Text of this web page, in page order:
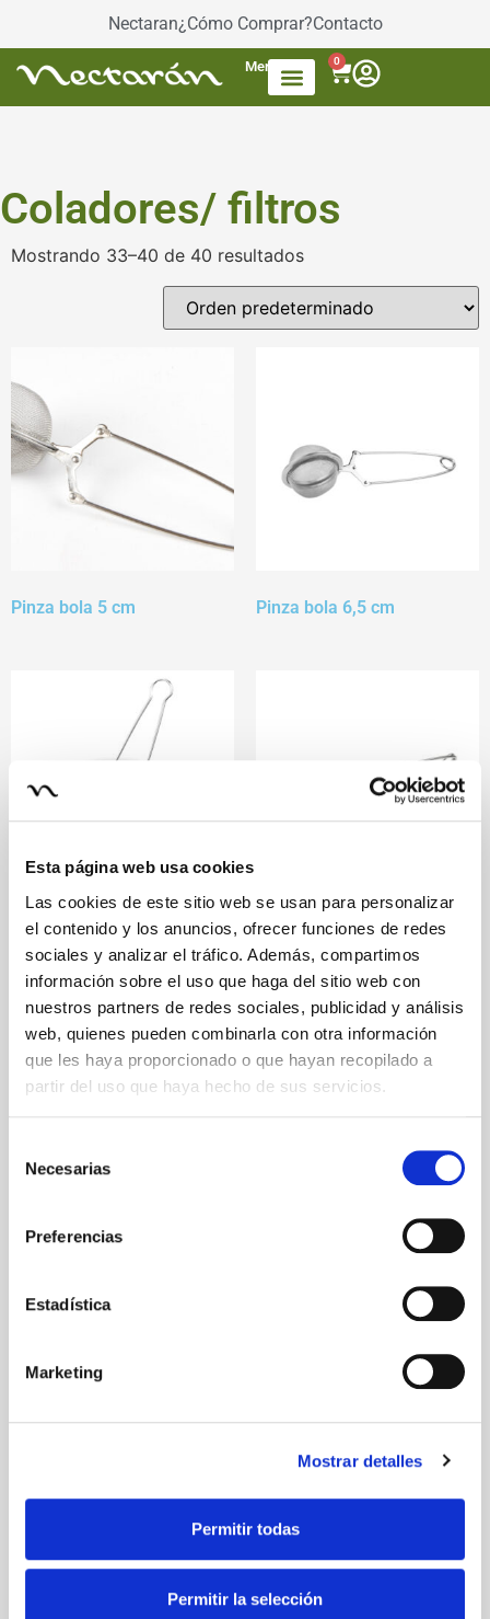
Esta página web usa cookies
Las cookies de este sitio web se usan para personalizar
el contenido y los anuncios, ofrecer funciones de redes
sociales y analizar el tráfico. Además, compartimos
información sobre el uso que haga del sitio web con
nuestros partners de redes sociales, publicidad y análisis
web, quienes pueden combinarla con otra información
que les haya proporcionado o que hayan recopilado a
partir del uso que haya hecho de sus servicios.
Necesarias
Preferencias
Estadística
Marketing
Mostrar detalles
Permitir todas
Permitir la selección
Nectaran¿Cómo Comprar?Contacto
Menú 0
Coladores/ filtros
Mostrando 33–40 de 40 resultados
Pinza bola 5 cm Pinza bola 6,5 cm
Pinza bola acero 5 cm Pinza cuchara
Sujetafiltros de metal
Sujetafiltros palillo Termometro para té